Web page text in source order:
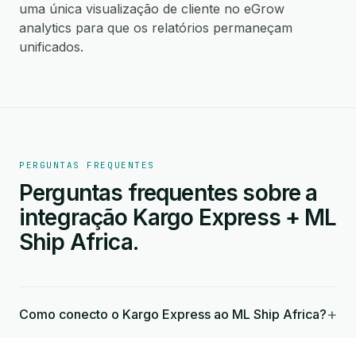
uma única visualização de cliente no eGrow
analytics para que os relatórios permaneçam
unificados.
PERGUNTAS FREQUENTES
Perguntas frequentes sobre a
integração Kargo Express + ML
Ship Africa.
Como conecto o Kargo Express ao ML Ship Africa?+